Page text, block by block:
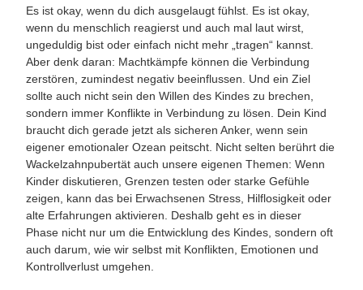
Es ist okay, wenn du dich ausgelaugt fühlst. Es ist okay,
wenn du menschlich reagierst und auch mal laut wirst,
ungeduldig bist oder einfach nicht mehr „tragen“ kannst.
Aber denk daran: Machtkämpfe können die Verbindung
zerstören, zumindest negativ beeinflussen. Und ein Ziel
sollte auch nicht sein den Willen des Kindes zu brechen,
sondern immer Konflikte in Verbindung zu lösen. Dein Kind
braucht dich gerade jetzt als sicheren Anker, wenn sein
eigener emotionaler Ozean peitscht. Nicht selten berührt die
Wackelzahnpubertät auch unsere eigenen Themen: Wenn
Kinder diskutieren, Grenzen testen oder starke Gefühle
zeigen, kann das bei Erwachsenen Stress, Hilflosigkeit oder
alte Erfahrungen aktivieren. Deshalb geht es in dieser
Phase nicht nur um die Entwicklung des Kindes, sondern oft
auch darum, wie wir selbst mit Konflikten, Emotionen und
Kontrollverlust umgehen.